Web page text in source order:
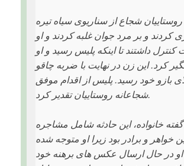
روستاییان شجاع از سناریوی سیاه تیره
کردند و بر مرد جوان غلبه کردند و او
کنترل داشتند تا اینکه پلیس رسید و او
کرد. این زن در نهایت با ضربه چاقو
بازو خود رسید. پلیس از اقدام موفق
شجاعانه روستاییان تقدیر کرد.
خانواده، این حادثه شامل مشاجره
خواهر و برادر بود زیرا او متوجه شده
او در حال ارسال عکس های برهنه خود